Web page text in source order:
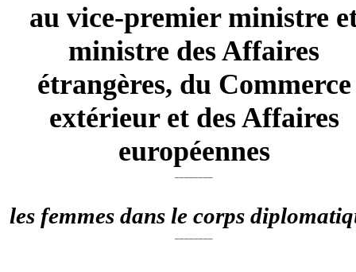
au vice-premier ministre
ministre des Affaires
étrangères, du Commerce
extérieur et des Affaires
européennes
les femmes dans le corps